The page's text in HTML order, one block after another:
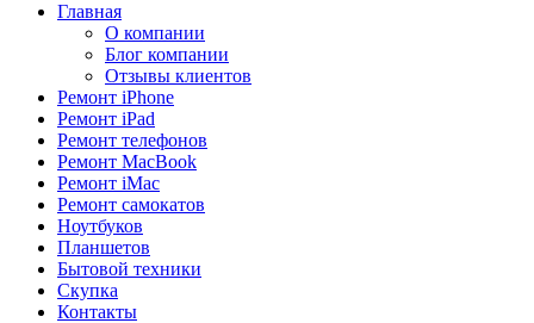
Главная
О компании
Блог компании
Отзывы клиентов
Ремонт iPhone
Ремонт iPad
Ремонт телефонов
Ремонт MacBook
Ремонт iMac
Ремонт самокатов
Ноутбуков
Планшетов
Бытовой техники
Скупка
Контакты